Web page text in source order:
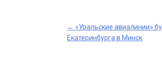
Post
← «Уральские авиалинии»
Екатеринбурга в Минск